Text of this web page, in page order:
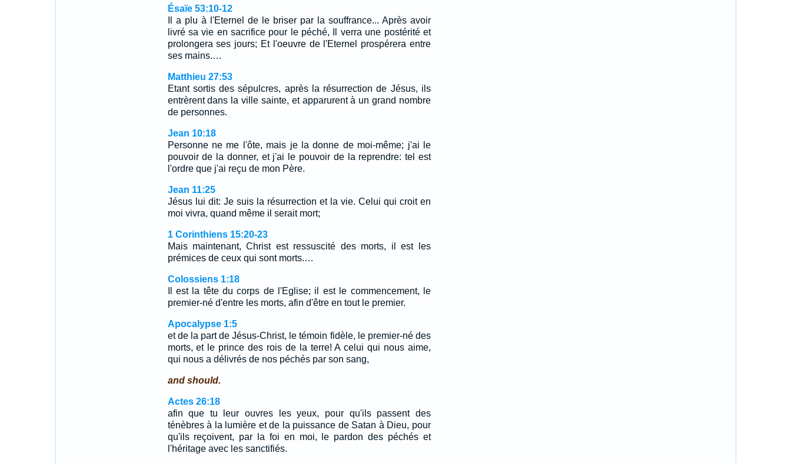
Ésaïe 53:10-12
Il a plu à l'Eternel de le briser par la souffrance... Après avoir
livré sa vie en sacrifice pour le péché, Il verra une postérité et
prolongera ses jours; Et l'oeuvre de l'Eternel prospérera entre
ses mains.…
Matthieu 27:53
Etant sortis des sépulcres, après la résurrection de Jésus, ils
entrèrent dans la ville sainte, et apparurent à un grand nombre
de personnes.
Jean 10:18
Personne ne me l'ôte, mais je la donne de moi-même; j'ai le
pouvoir de la donner, et j'ai le pouvoir de la reprendre: tel est
l'ordre que j'ai reçu de mon Père.
Jean 11:25
Jésus lui dit: Je suis la résurrection et la vie. Celui qui croit en
moi vivra, quand même il serait mort;
1 Corinthiens 15:20-23
Mais maintenant, Christ est ressuscité des morts, il est les
prémices de ceux qui sont morts.…
Colossiens 1:18
Il est la tête du corps de l'Eglise; il est le commencement, le
premier-né d'entre les morts, afin d'être en tout le premier.
Apocalypse 1:5
et de la part de Jésus-Christ, le témoin fidèle, le premier-né des
morts, et le prince des rois de la terre! A celui qui nous aime,
qui nous a délivrés de nos péchés par son sang,
and should.
Actes 26:18
afin que tu leur ouvres les yeux, pour qu'ils passent des
ténèbres à la lumière et de la puissance de Satan à Dieu, pour
qu'ils reçoivent, par la foi en moi, le pardon des péchés et
l'héritage avec les sanctifiés.